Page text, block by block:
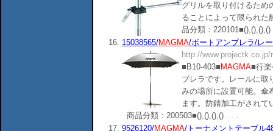
グリルを取り付けるため
ることによって限られた
品分類：
16. 15038565/MAGMA/ボートアンブレラ/レ
http://
■B10-403■ MAGMA■行
ブレラです。レールに取
みの場所に設置可能。傘
ます。防錆加工がされ
商品分類：200503■(),(),(),() . . .
17. 9526120/MAGMA/トーナメントテーブル